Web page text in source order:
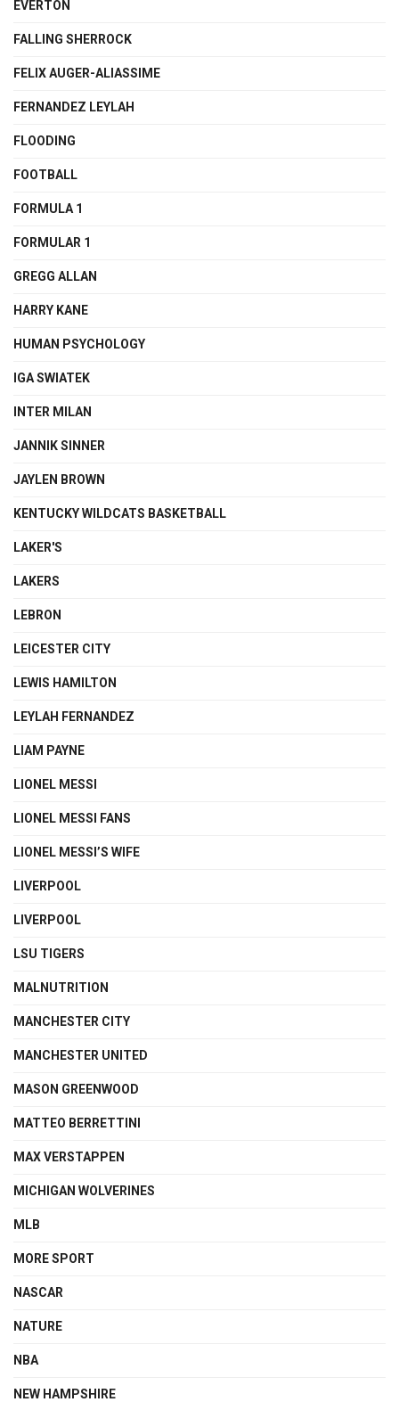
EVERTON
FALLING SHERROCK
FELIX AUGER-ALIASSIME
FERNANDEZ LEYLAH
FLOODING
FOOTBALL
FORMULA 1
FORMULAR 1
GREGG ALLAN
HARRY KANE
HUMAN PSYCHOLOGY
IGA SWIATEK
INTER MILAN
JANNIK SINNER
JAYLEN BROWN
KENTUCKY WILDCATS BASKETBALL
LAKER'S
LAKERS
LEBRON
LEICESTER CITY
LEWIS HAMILTON
LEYLAH FERNANDEZ
LIAM PAYNE
LIONEL MESSI
LIONEL MESSI FANS
LIONEL MESSI’S WIFE
LIVERPOOL
LIVERPOOL
LSU TIGERS
MALNUTRITION
MANCHESTER CITY
MANCHESTER UNITED
MASON GREENWOOD
MATTEO BERRETTINI
MAX VERSTAPPEN
MICHIGAN WOLVERINES
MLB
MORE SPORT
NASCAR
NATURE
NBA
NEW HAMPSHIRE